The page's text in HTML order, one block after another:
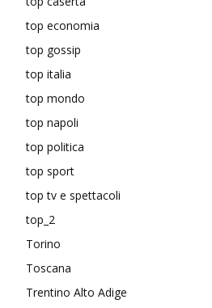
top economia
top gossip
top italia
top mondo
top napoli
top politica
top sport
top tv e spettacoli
top_2
Torino
Toscana
Trentino Alto Adige